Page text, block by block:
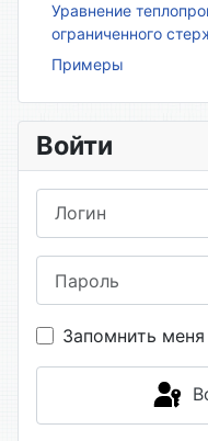
Уравнение
ограниченного
Примеры
Войти
Запомнить меня